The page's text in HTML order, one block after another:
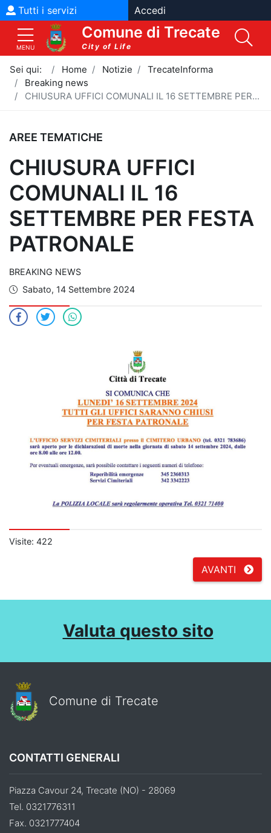
Vai al menù
Vai al contenuto
Tutti i servizi Accedi
Comune di Trecate
City of Life
MENU
Sei qui: Home Notizie
TrecateInforma
Breaking news
CHIUSURA UFFICI COMUNALI IL 16 SETTEMBRE PER...
AREE TEMATICHE
CHIUSURA UFFICI
COMUNALI IL 16
SETTEMBRE PER FESTA
PATRONALE
BREAKING NEWS
Data di pubblicazione
Sabato, 14 Settembre 2024
Visite: %s
Visite: 422
AVANTI
Valuta questo sito
Comune di Trecate
CONTATTI GENERALI
Piazza Cavour 24, Trecate (NO) - 28069
Tel. 0321776311
Fax. 0321777404